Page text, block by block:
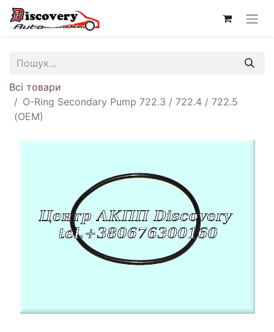
Всі товари
O-Ring Secondary Pump 722.3 / 722.4 / 722.5
(OEM)